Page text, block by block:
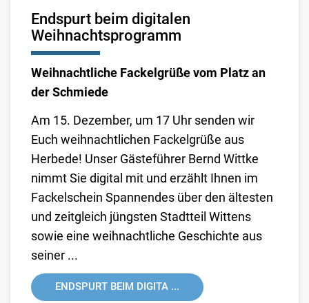
Endspurt beim digitalen
Weihnachtsprogramm
Weihnachtliche Fackelgrüße vom Platz an
der Schmiede
Am 15. Dezember, um 17 Uhr senden wir
Euch weihnachtlichen Fackelgrüße aus
Herbede! Unser Gästeführer Bernd Wittke
nimmt Sie digital mit und erzählt Ihnen im
Fackelschein Spannendes über den ältesten
und zeitgleich jüngsten Stadtteil Wittens
sowie eine weihnachtliche Geschichte aus
seiner ...
ENDSPURT BEIM DIGITA ...